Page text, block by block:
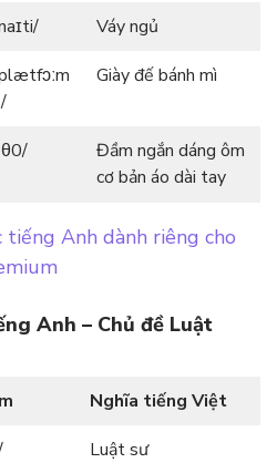
Váy ngủ
Giày đế bánh mì
Đầm ngắn dáng ôm
cơ bản áo dài tay
tiếng Anh dành riêng cho
Anh – Chủ đề Luật
Nghĩa tiếng Việt
Luật sư